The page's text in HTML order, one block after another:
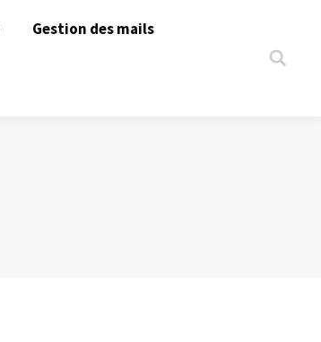
Gestion des mails
Search: